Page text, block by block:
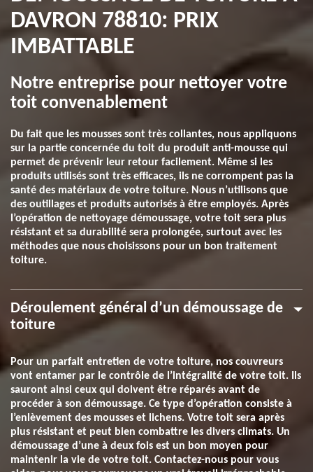
DAVRON 78810: PRIX
IMBATTABLE
Notre entreprise pour nettoyer votre
toit convenablement
Du fait que les mousses sont très collantes, nous appliquons
sur la partie concernée du toit du produit anti-mousse qui
permet de prévenir leur retour facilement. Même si les
produits utilisés sont très efficaces, ils ne corrompent pas la
santé des matériaux de votre toiture. Nous n’utilisons que
des outillages et produits autorisés à être employés. Après
l’opération de nettoyage démoussage, votre toit sera plus
résistant et sa durabilité sera prolongée, surtout avec les
méthodes que nous choisissons pour un bon traitement
toiture.
Déroulement général d’un démoussage de
toiture
Pour un parfait entretien de votre toiture, nos couvreurs
vont entamer par le contrôle de l’intégralité de votre toit. Ils
sauront ainsi ceux qui doivent être réparés avant de
procéder à son démoussage. Ce type d’opération consiste à
l’enlèvement des mousses et lichens. Votre toit sera après
plus résistant et peut bien combattre les divers climats. Un
démoussage d’une à deux fois est un bon moyen pour
maintenir la vie de votre toit. Contactez-nous pour vous